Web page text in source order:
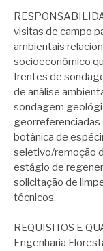
visitas de campo
ambientais
socioeconômico
frentes de
de análise
sondagem
botânica de
seletivo/remoção
estágio de
solicitação de
técnicos.
REQUISITOS E
Engenharia